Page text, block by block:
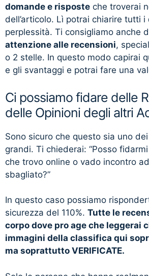
domande e risposte che troverai
dell’articolo. Lì potrai chiarire tutti i
perplessità. Ti consigliamo anche
attenzione alle recensioni,
o 2 stelle. In questo modo capirai
e gli svantaggi e potrai fare una
Ci possiamo fidare delle
delle Opinioni degli altri
Sono sicuro che questo sia uno
grandi. Ti chiederai: “Posso
che trovo online o vado incontro
sbagliato?”
In questo caso possiamo
sicurezza del 110%. Tutte le
corpo dove pro age che leggerai
immagini della classifica qui
ma soprattutto VERIFICATE.